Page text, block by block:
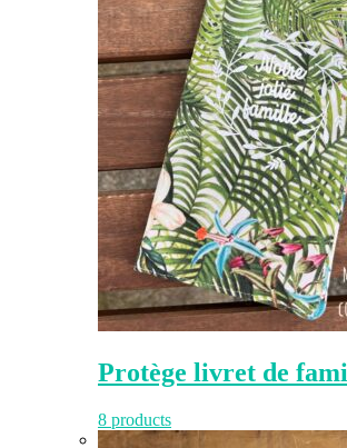
Protège livret de
8 products